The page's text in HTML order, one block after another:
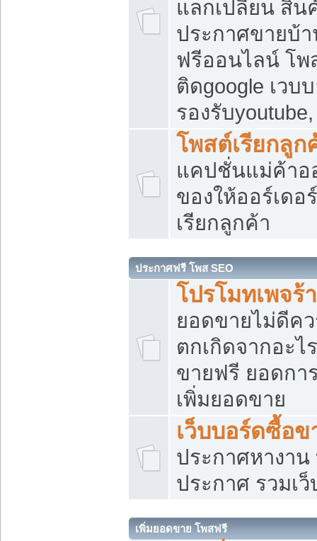
แลกเปลี่ยน สิน
ประกาศขายบ้
ฟรีออนไลน์ โพ
ติดgoogle เวบ
รองรับ
โพสต์เรียกลูก
แคปชั่นแม่ค้าอ
ของให้ออร์เดอ
เรียกลูกค้า
ประกาศฟรี โพส SEO
โปรโมทเพจร้
ยอดขายไม่ดีค
ตกเกิดจากอะไ
ขายฟรี ยอดกา
เพิ่มยอดขาย
เว็บบอร์ดซื้อข
ประกาศหางาน
ประกาศ รวมเ
เพิ่มยอดขาย โพสฟรี